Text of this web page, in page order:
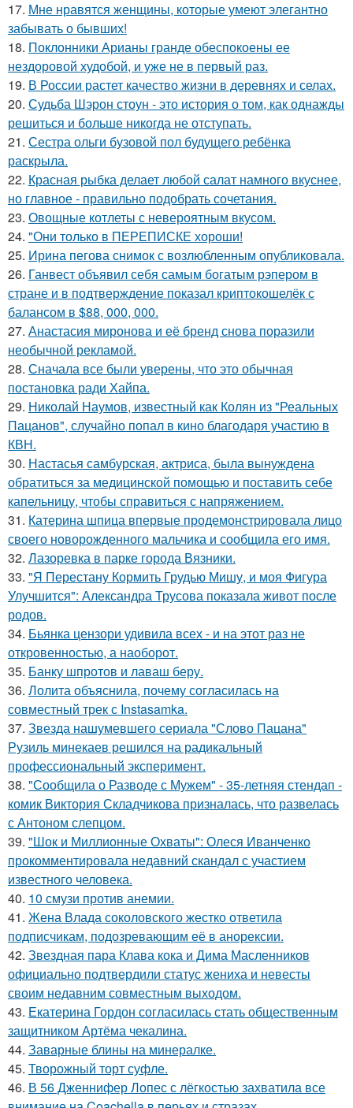
17. Мне нравятся женщины, которые умеют элегантно
забывать о бывших!
18. Поклонники Арианы гранде обеспокоены ее
нездоровой худобой, и уже не в первый раз.
19. В России растет качество жизни в деревнях и селах.
20. Судьба Шэрон стоун - это история о том, как однажды
решиться и больше никогда не отступать.
21. Сестра ольги бузовой пол будущего ребёнка
раскрыла.
22. Красная рыбка делает любой салат намного вкуснее,
но главное - правильно подобрать сочетания.
23. Овощные котлеты с невероятным вкусом.
24. "Они только в ПЕРЕПИСКЕ хороши!
25. Ирина пегова снимок с возлюбленным опубликовала.
26. Ганвест объявил себя самым богатым рэпером в
стране и в подтверждение показал криптокошелёк с
балансом в $88, 000, 000.
27. Анастасия миронова и её бренд снова поразили
необычной рекламой.
28. Сначала все были уверены, что это обычная
постановка ради Хайпа.
29. Николай Наумов, известный как Колян из "Реальных
Пацанов", случайно попал в кино благодаря участию в
КВН.
30. Настасья самбурская, актриса, была вынуждена
обратиться за медицинской помощью и поставить себе
капельницу, чтобы справиться с напряжением.
31. Катерина шпица впервые продемонстрировала лицо
своего новорожденного мальчика и сообщила его имя.
32. Лазоревка в парке города Вязники.
33. "Я Перестану Кормить Грудью Мишу, и моя Фигура
Улучшится": Александра Трусова показала живот после
родов.
34. Бьянка цензори удивила всех - и на этот раз не
откровенностью, а наоборот.
35. Банку шпротов и лаваш беру.
36. Лолита объяснила, почему согласилась на
совместный трек с Instasamka.
37. Звезда нашумевшего сериала "Слово Пацана"
Рузиль минекаев решился на радикальный
профессиональный эксперимент.
38. "Сообщила о Разводе с Мужем" - 35-летняя стендап -
комик Виктория Складчикова призналась, что развелась
с Антоном слепцом.
39. "Шок и Миллионные Охваты": Олеся Иванченко
прокомментировала недавний скандал с участием
известного человека.
40. 10 смузи против анемии.
41. Жена Влада соколовского жестко ответила
подписчикам, подозревающим её в анорексии.
42. Звездная пара Клава кока и Дима Масленников
официально подтвердили статус жениха и невесты
своим недавним совместным выходом.
43. Екатерина Гордон согласилась стать общественным
защитником Артёма чекалина.
44. Заварные блины на минералке.
45. Творожный торт суфле.
46. В 56 Дженнифер Лопес с лёгкостью захватила все